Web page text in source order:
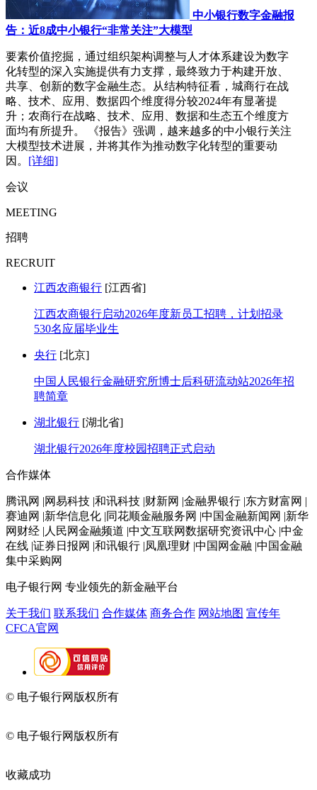
中小银行数字金融报
告：近8成中小银行“非常关注”大模型
要素价值挖掘，通过组织架构调整与人才体系建设为数字
化转型的深入实施提供有力支撑，最终致力于构建开放、
共享、创新的数字金融生态。从结构特征看，城商行在战
略、技术、应用、数据四个维度得分较2024年有显著提
升；农商行在战略、技术、应用、数据和生态五个维度方
面均有所提升。 《报告》强调，越来越多的中小银行关注
大模型技术进展，并将其作为推动数字化转型的重要动
因。 [详细]
会议
MEETING
招聘
RECRUIT
江西农商银行 [江西省]
江西农商银行启动2026年度新员工招聘，计划招录
530名应届毕业生
央行 [北京]
中国人民银行金融研究所博士后科研流动站2026年招
聘简章
湖北银行 [湖北省]
湖北银行2026年度校园招聘正式启动
合作媒体
腾讯网 |网易科技 |和讯科技 |财新网 |金融界银行 |东方财富网 |
赛迪网 |新华信息化 |同花顺金融服务网 |中国金融新闻网 |新华
网财经 |人民网金融频道 |中文互联网数据研究资讯中心 |中金
在线 |证券日报网 |和讯银行 |凤凰理财 |中国网金融 |中国金融
集中采购网
电子银行网 专业领先的新金融平台
关于我们 联系我们 合作媒体 商务合作 网站地图 宣传年
CFCA官网
© 电子银行网版权所有
© 电子银行网版权所有
收藏成功